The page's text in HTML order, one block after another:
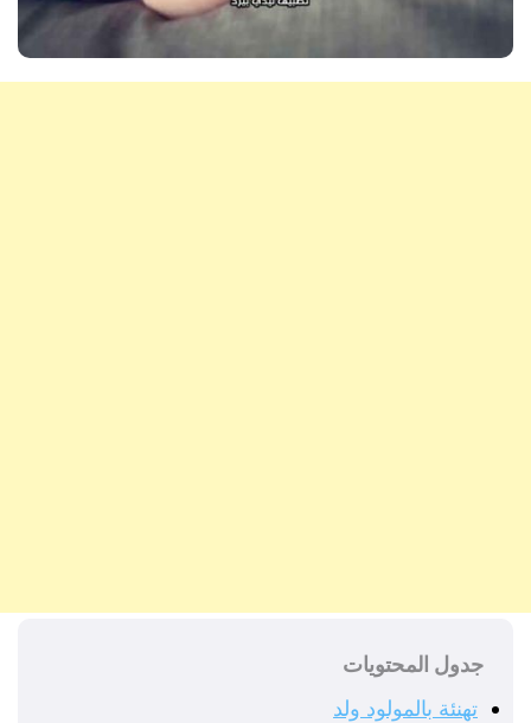
جدول المحتويات
تهنئة بالمولود ولد